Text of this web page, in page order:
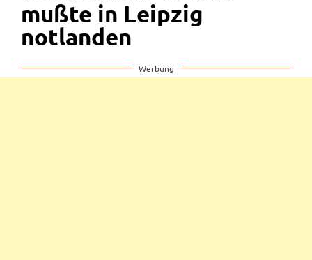
mußte in Leipzig
notlanden
Werbung